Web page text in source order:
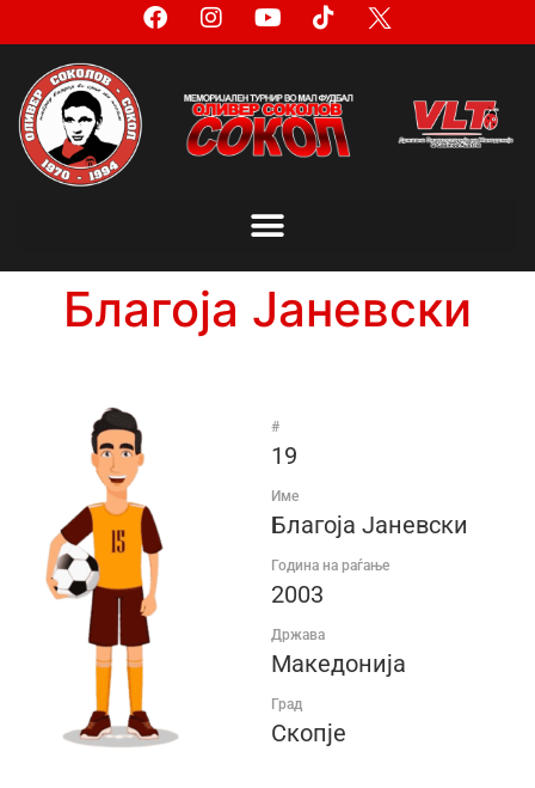
Благоја Јаневски
#
19
Име
Благоја Јаневски
Година на раѓање
2003
Држава
Македонија
Град
Скопје